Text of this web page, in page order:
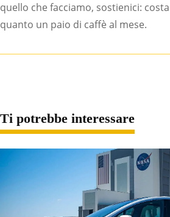
quello che facciamo, sostienici: costa
quanto un paio di caffè al mese.
Ti potrebbe interessare